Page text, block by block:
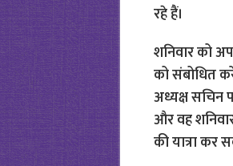
रहे हैं।
शनिवार को
को संबोधित
अध्यक्ष सचिन
और वह
की यात्रा कर